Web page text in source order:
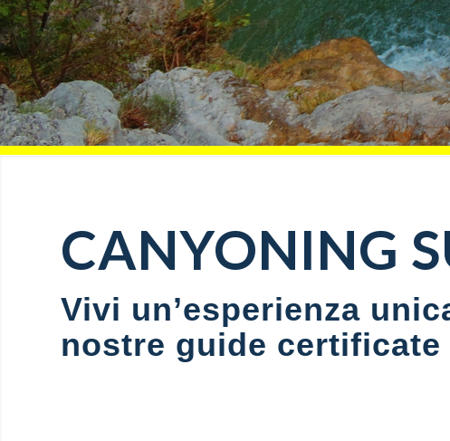
CANYONING
Vivi un’esperienza
nostre guide certificate